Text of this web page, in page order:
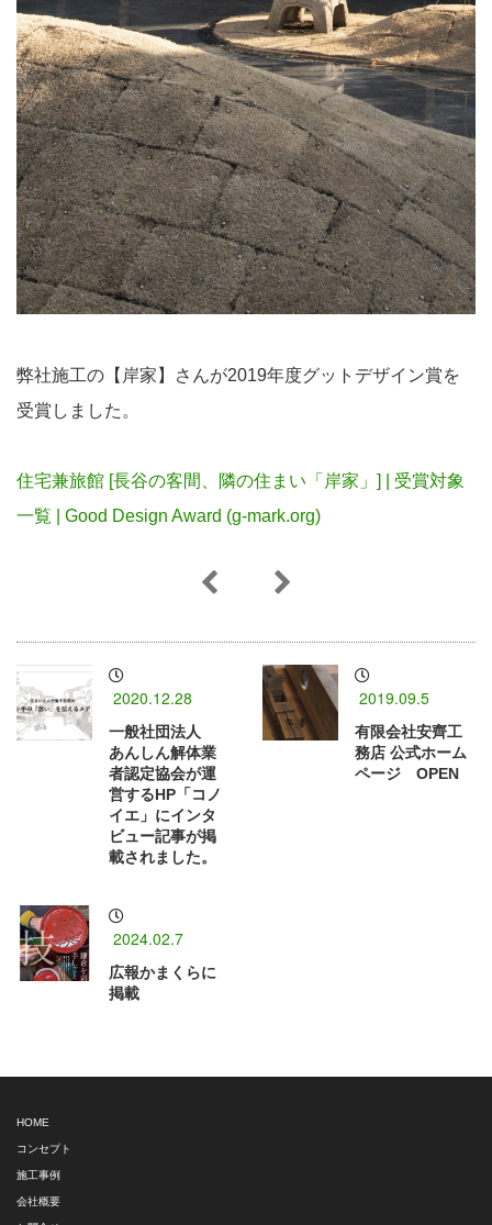
弊社施工の【岸家】さんが2019年度グットデザイン賞を
受賞しました。
住宅兼旅館 [長谷の客間、隣の住まい「岸家」] | 受賞対象
一覧 | Good Design Award (g-mark.org)
2020.12.28
一般社団法人
あんしん解体業
者認定協会が運
営するHP「コノ
イエ」にインタ
ビュー記事が掲
載されました。
2019.09.5
有限会社安齊工
務店 公式ホーム
ページ OPEN
2024.02.7
広報かまくらに
掲載
HOME
コンセプト
施工事例
会社概要